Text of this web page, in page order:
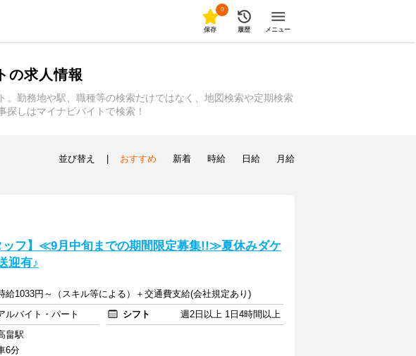
0
保存 履歴 メニュー
の求人情報
勤務地や駅、職種等の検索だけではなく、地図検索や定期検索
しはマイナビバイトで検索！
並び替え おすすめ 新着 時給 日給 月給
ッフ】≪9月中旬までの期間限定募集!!≫夏休みダケ
迎有♪
給1033円～（スキル等による）＋交通費支給(会社規定あり)
ルバイト・パート シフト
週2日以上 1日4時間以上
畠駅
6分